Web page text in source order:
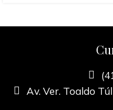
Av. Ver. Toaldo